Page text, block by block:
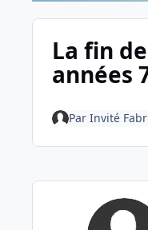
La fin
années
Par Invité Fabr